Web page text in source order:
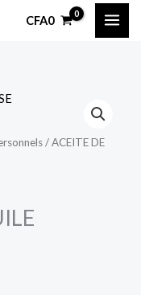
CFA0
/ ACEITE DE